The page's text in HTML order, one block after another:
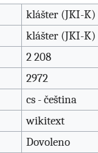
klášter (JKI-K)
klášter (JKI-K)
2 208
2972
cs - čeština
wikitext
Dovoleno